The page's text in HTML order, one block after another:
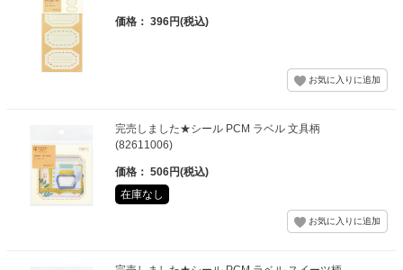
価格： 396円(税込)
完売しました★シール PCM ラベル 文具柄
(82611006)
価格： 506円(税込)
在庫なし